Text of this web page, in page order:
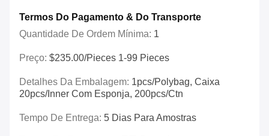
Termos Do Pagamento & Do Transporte
Quantidade De Ordem Mínima: 1
Preço: $235.00/Pieces 1-99 Pieces
Detalhes Da Embalagem: 1pcs/polybag, Caixa
20pcs/inner Com Esponja, 200pcs/ctn
Tempo De Entrega: 5 Dias Para Amostras